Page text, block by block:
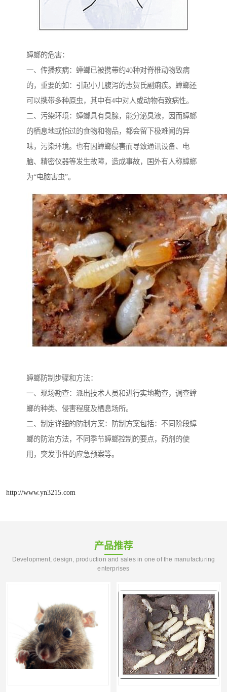
蟑螂的危害：
一、传播疾病：蟑螂已被携带约40种对脊椎动物致病
的，重要的如：引起小儿腹泻的志贺氏副痢疾。蟑螂还
可以携带多种原虫，其中有4中对人或动物有致病性。
二、污染环境：蟑螂具有臭腺，能分泌臭液，因而蟑螂
的栖息地或怕过的食物和物品，都会留下极难闻的异
味，污染环境。也有因蟑螂侵害而导致通讯设备、电
脑、精密仪器等发生故障，造成事故，国外有人称蟑螂
为“电脑害虫”。
蟑螂防制步骤和方法：
一、现场勘查：派出技术人员和进行实地勘查，调查蟑
螂的种类、侵害程度及栖息场所。
二、制定详细的防制方案：防制方案包括：不同阶段蟑
螂的防治方法，不同季节蟑螂控制的要点，药剂的使
用，突发事件的应急预案等。
http://www.yn3215.com
产品推荐
Development, design, production and sales in one of the manufacturing
enterprises